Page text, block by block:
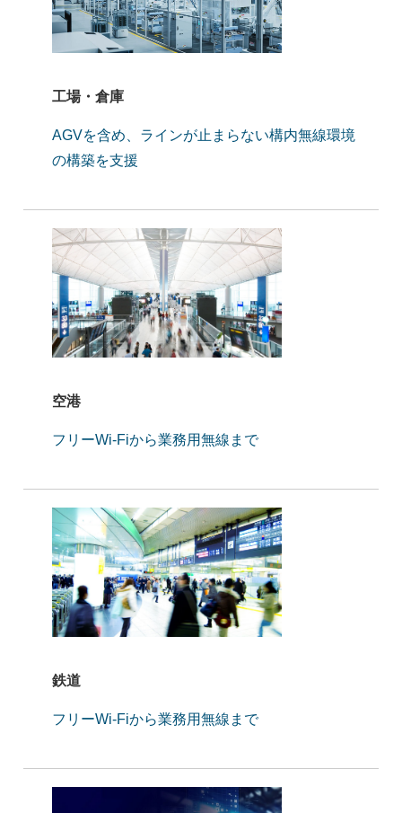
工場・倉庫
AGVを含め、ラインが止まらない構内無線環境
の構築を支援
空港
フリーWi-Fiから業務用無線まで
鉄道
フリーWi-Fiから業務用無線まで